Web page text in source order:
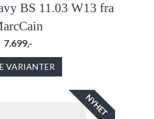
BS 11.03 W13 fra
7.699,-
VARIANTER
NYHET